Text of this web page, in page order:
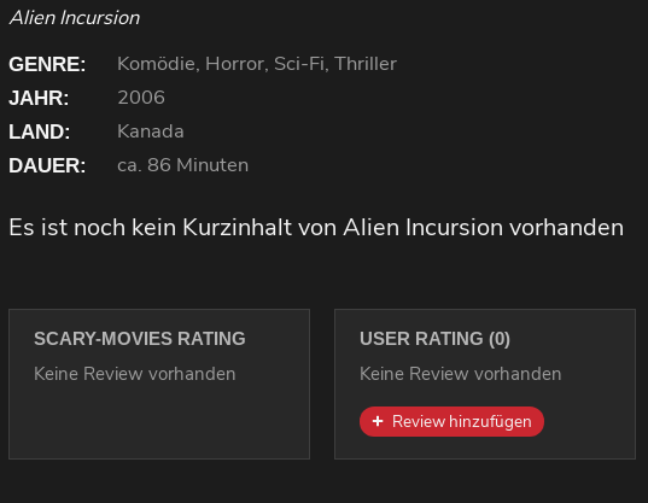
Alien Incursion
GENRE: Komödie, Horror, Sci-Fi, Thriller
JAHR: 2006
LAND: Kanada
DAUER: ca. 86 Minuten
Es ist noch kein Kurzinhalt von Alien Incursion vorhanden
SCARY-MOVIES RATING
Keine Review vorhanden
USER RATING (0)
Keine Review vorhanden
Review hinzufügen